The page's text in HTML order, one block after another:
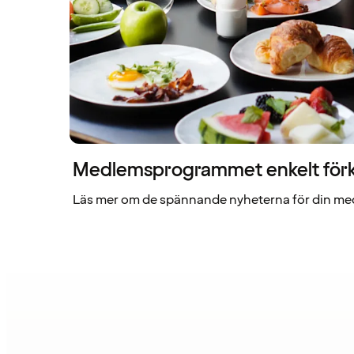
Medlemsprogrammet enkelt
Läs mer om de spännande nyheterna för din